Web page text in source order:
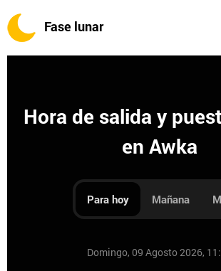
Fase lunar
Hora de salida y
en Awka
Para hoy Mañana
Domingo, 09 Agosto 2026,